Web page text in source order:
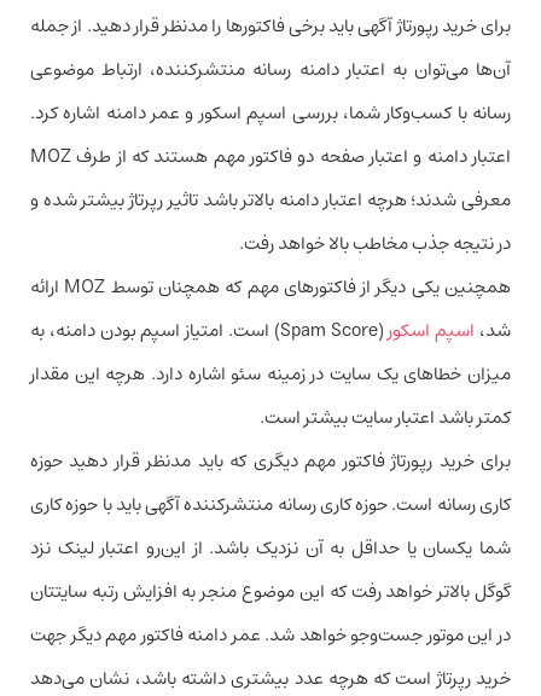
برای خرید رپورتاژ آگهی باید برخی فاکتورها را مدنظر قرار دهید. از جمله
آن‌ها می‌توان به اعتبار دامنه رسانه منتشرکننده، ارتباط موضوعی
رسانه با کسب‌وکار شما، بررسی اسپم اسکور و عمر دامنه اشاره کرد.
اعتبار دامنه و اعتبار صفحه دو فاکتور مهم هستند که از طرف MOZ
معرفی شدند؛ هرچه اعتبار دامنه بالاتر باشد تاثیر رپرتاژ بیشتر شده و
در نتیجه جذب مخاطب بالا خواهد رفت.
همچنین یکی دیگر از فاکتورهای مهم که همچنان توسط MOZ ارائه
شد، اسپم اسکور
(Spam Score) است. امتیاز اسپم بودن دامنه، به
میزان خطا‌های یک سایت در زمینه سئو اشاره دارد. هرچه این مقدار
کمتر باشد اعتبار سایت بیشتر است.
برای خرید رپورتاژ فاکتور مهم دیگری که باید مد‌نظر قرار دهید حوزه
کاری رسانه است. حوزه کاری رسانه منتشرکننده آگهی باید با حوزه کاری
شما یکسان یا حداقل به آن نزدیک باشد. از این‌رو اعتبار لینک نزد
گوگل بالاتر خواهد رفت که این موضوع منجر به افزایش رتبه سایتتان
در این موتور جست‌وجو خواهد شد. عمر دامنه فاکتور مهم دیگر جهت
خرید رپرتاژ است که هرچه عدد بیشتری داشته باشد، نشان می‌دهد